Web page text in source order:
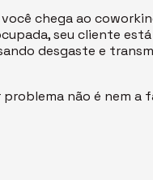
chega ao
seu cliente
desgaste e
problema não é nem